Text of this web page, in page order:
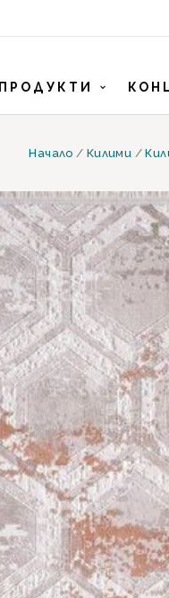
ПРОДУКТИ
Начало / Килими /